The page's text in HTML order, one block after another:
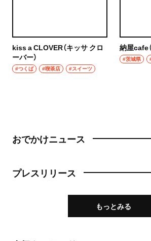
kiss a CLOVER（キッサ クロ
ーバー）
#つくば #喫茶店 #スイーツ
納屋cafe
#茨城県
おでかけニュース
プレスリリース
もっとみる